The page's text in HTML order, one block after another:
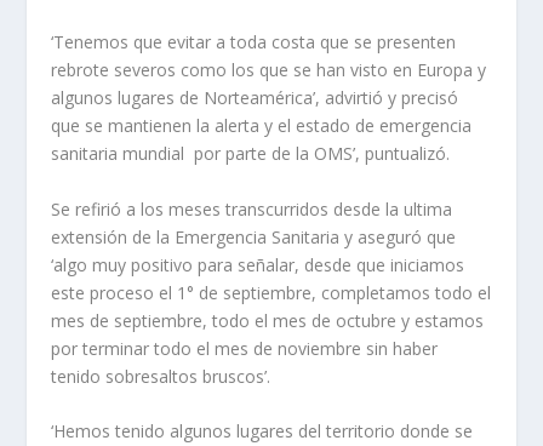
‘Tenemos que evitar a toda costa que se presenten
rebrote severos como los que se han visto en Europa y
algunos lugares de Norteamérica’, advirtió y precisó
que se mantienen la alerta y el estado de emergencia
sanitaria mundial por parte de la OMS’, puntualizó.
Se refirió a los meses transcurridos desde la ultima
extensión de la Emergencia Sanitaria y aseguró que
‘algo muy positivo para señalar, desde que iniciamos
este proceso el 1° de septiembre, completamos todo el
mes de septiembre, todo el mes de octubre y estamos
por terminar todo el mes de noviembre sin haber
tenido sobresaltos bruscos’.
‘Hemos tenido algunos lugares del territorio donde se